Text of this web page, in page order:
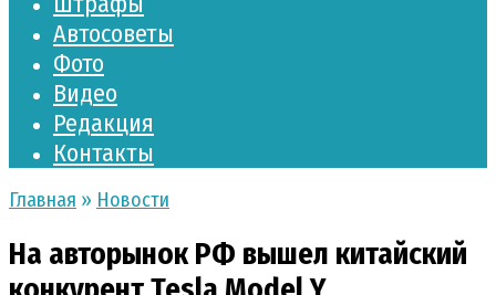
Автосоветы
Фото
Видео
Редакция
Контакты
Главная » Новости
На авторынок РФ вышел китайский